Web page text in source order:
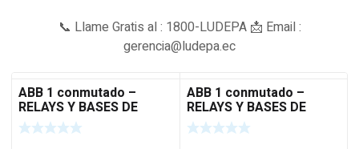
📞 Llame Gratis al : 1800-LUDEPA 📩 Email :
gerencia@ludepa.ec
ABB 1 conmutado –
RELAYS Y BASES DE
INTERFACE
ABB 1 conmutado –
RELAYS Y BASES DE
INTERFACE